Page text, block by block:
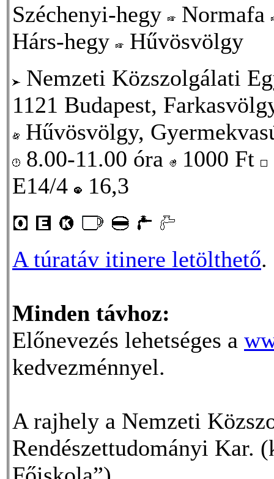
Széchenyi-hegy
Normafa
Hárs-hegy
Hűvösvölgy
Nemzeti Közszolgálati
1121 Budapest,
Hűvösvölgy,
8.00-11.00 óra
1000 Ft
E14/4
16,3
A túratáv itinere letölthető.
Minden távhoz:
Előnevezés lehetséges a
kedvezménnyel.
A rajhely a Nemzeti
Rendészettudományi Kar.